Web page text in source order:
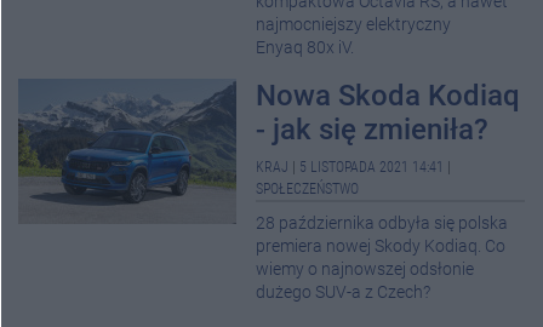
najmocniejszy elektryczny
Enyaq 80x iV.
Nowa Skoda Kodiaq
- jak się zmieniła?
KRAJ 5 LISTOPADA 2021 14:41
SPOŁECZEŃSTWO
28 października odbyła się polska
premiera nowej Skody Kodiaq. Co
wiemy o najnowszej odsłonie
dużego SUV-a z Czech?